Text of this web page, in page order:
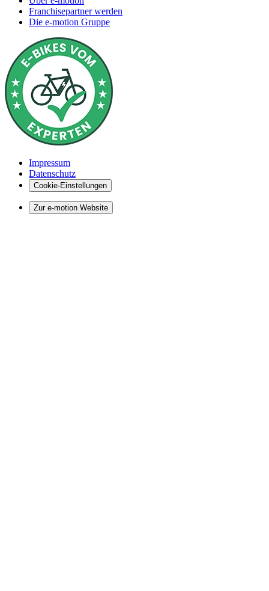
Franchisepartner werden
Die e-motion Gruppe
Impressum
Datenschutz
Cookie-Einstellungen
Zur e-motion Website